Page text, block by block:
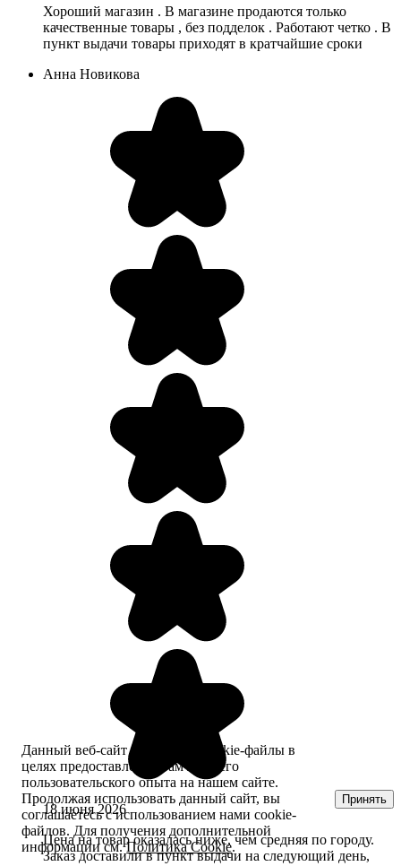
Хороший магазин . В магазине продаются только
качественные товары , без подделок . Работают четко . В
пункт выдачи товары приходят в кратчайшие сроки
Анна Новикова
18 июня 2026
Цена на товар оказалась ниже, чем средняя по городу.
Заказ доставили в пункт выдачи на следующий день,
Данный веб-сайт использует cookie-файлы в
целях предоставления вам лучшего
пользовательского опыта на нашем сайте.
Продолжая использовать данный сайт, вы
соглашаетесь с использованием нами cookie-
файлов. Для получения дополнительной
информации см.Политика Cookie.
Принять